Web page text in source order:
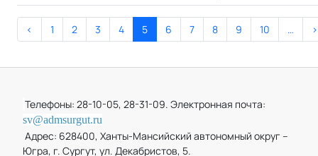
< 1 2 3 4 5 6 7 8 9 10 … >
Телефоны: 28-10-05, 28-31-09. Электронная почта:
sv@admsurgut.ru
Адрес: 628400, Ханты-Мансийский автономный округ –
Югра, г. Сургут, ул. Декабристов, 5.